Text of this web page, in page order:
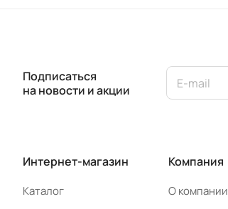
Подписаться
на новости и акции
Интернет-магазин
Каталог
Компания
О компании